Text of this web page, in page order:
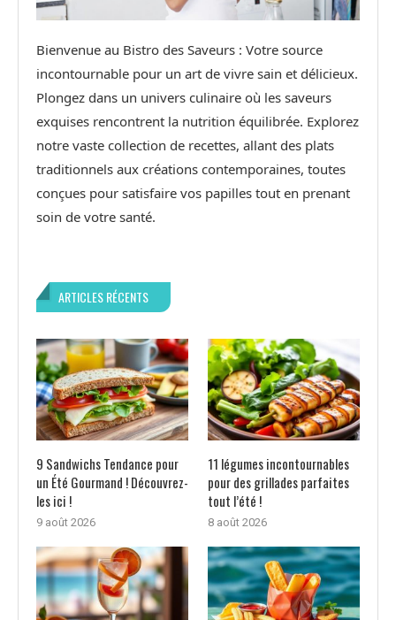
Bienvenue au Bistro des Saveurs : Votre source
incontournable pour un art de vivre sain et délicieux.
Plongez dans un univers culinaire où les saveurs
exquises rencontrent la nutrition équilibrée. Explorez
notre vaste collection de recettes, allant des plats
traditionnels aux créations contemporaines, toutes
conçues pour satisfaire vos papilles tout en prenant
soin de votre santé.
ARTICLES RÉCENTS
9 Sandwichs Tendance pour
un Été Gourmand ! Découvrez-
les ici !
9 août 2026
11 légumes incontournables
pour des grillades parfaites
tout l’été !
8 août 2026